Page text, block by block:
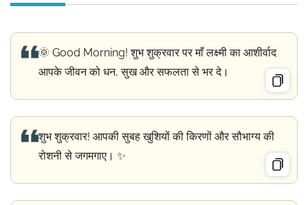
🌞 Good Morning! शुभ शुक्रवार पर माँ लक्ष्मी का आशीर्वाद
आपके जीवन को धन, सुख और सफलता से भर दे।
शुभ शुक्रवार! आपकी सुबह खुशियों की किरणों और सौभाग्य की
रोशनी से जगमगाए। ✨